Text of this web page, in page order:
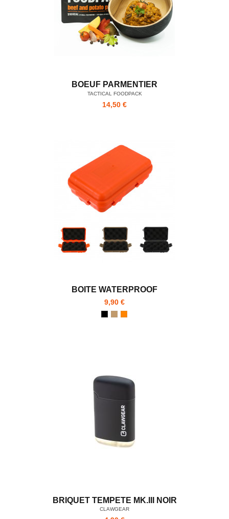
BOEUF PARMENTIER
TACTICAL FOODPACK
14,50 €
BOITE WATERPROOF
9,90 €
BRIQUET TEMPETE MK.III NOIR
CLAWGEAR